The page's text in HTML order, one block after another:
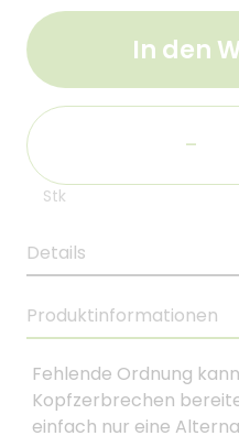
In den
-
Stk
Details
Produktinformationen
Fehlende Ordnung
Kopfzerbrechen
einfach nur eine